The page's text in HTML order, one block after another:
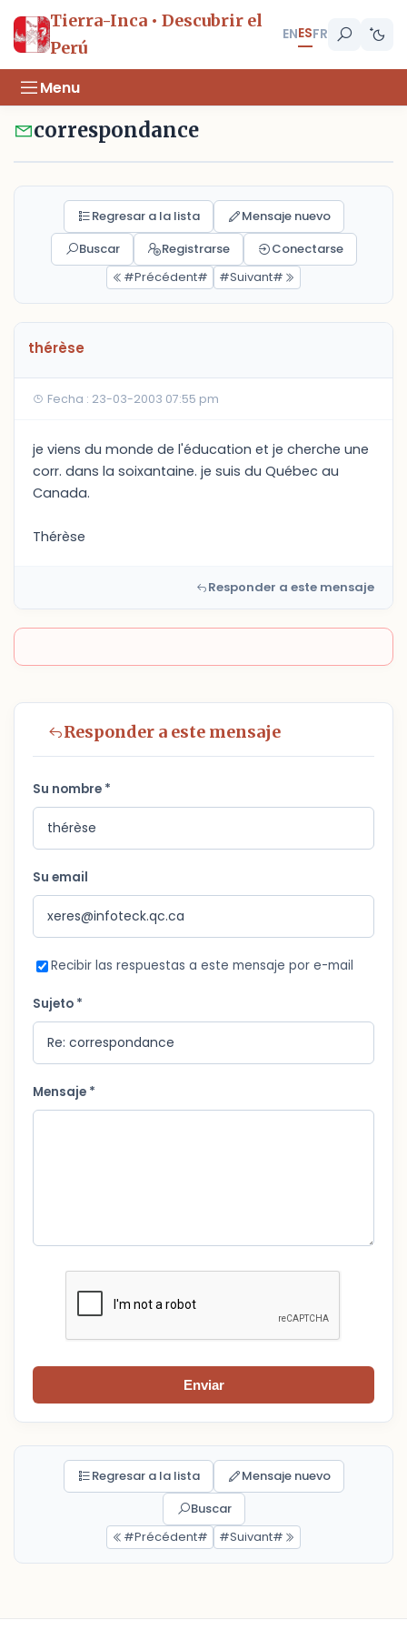
Tierra-Inca • Descubrir el
Perú
ENESFR
Menu
correspondance
Regresar a la lista
Mensaje nuevo
Buscar
Registrarse
Conectarse
#Précédent#
#Suivant#
thérèse
Fecha : 23-03-2003 07:55 pm
je viens du monde de l'éducation et je cherche une
corr. dans la soixantaine. je suis du Québec au
Canada.
Thérèse
Responder a este mensaje
Responder a este mensaje
Su nombre *
Su email
Recibir las respuestas a este mensaje por e-mail
Sujeto *
Mensaje *
Enviar
Regresar a la lista
Mensaje nuevo
Buscar
#Précédent#
#Suivant#